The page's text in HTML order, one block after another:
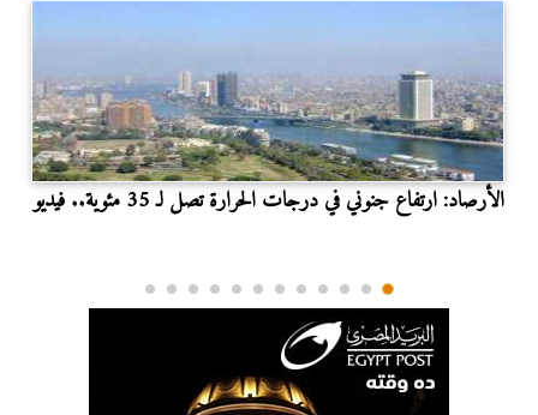
الأرصاد: ارتفاع جنوني في درجات الحرارة تصل لـ 35 مئوية.. فيديو